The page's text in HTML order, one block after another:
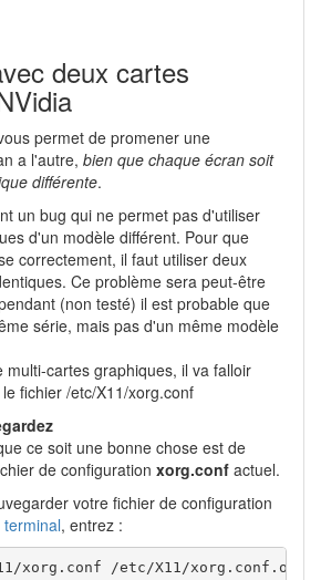
deux cartes
permet de promener une
a l'autre, bien que chaque écran soit
différente.
un bug qui ne permet pas d'utiliser
d'un modèle différent. Pour que
correctement, il faut utiliser deux
Ce problème sera peut-être
(non testé) il est probable que
série, mais pas d'un même modèle
multi-cartes graphiques, il va falloir
fichier /etc/X11/xorg.conf
ce soit une bonne chose est de
de configuration xorg.conf actuel.
votre fichier de configuration
terminal, entrez :
xorg.conf /etc/X11/xorg.conf.ok